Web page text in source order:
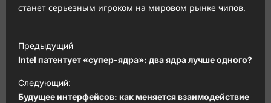
станет серьезным игроком на мировом рынке чипов.
а
в
и
Предыдущий
Intel патентует «супер-ядра»: два ядра лучше одного?
Следующий:
Будущее интерфейсов: как меняется взаимодействие